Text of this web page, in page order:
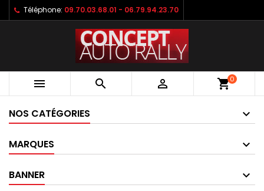
Téléphone: 09.70.03.68.01 - 06.79.94.23.70
   shopping_cart0
NOS CATÉGORIES
MARQUES
BANNER